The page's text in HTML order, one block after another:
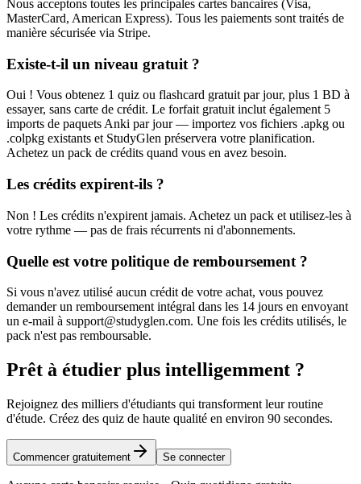
Nous acceptons toutes les principales cartes bancaires (Visa,
MasterCard, American Express). Tous les paiements sont traités de
manière sécurisée via Stripe.
Existe-t-il un niveau gratuit ?
Oui ! Vous obtenez 1 quiz ou flashcard gratuit par jour, plus 1 BD à
essayer, sans carte de crédit. Le forfait gratuit inclut également 5
imports de paquets Anki par jour — importez vos fichiers .apkg ou
.colpkg existants et StudyGlen préservera votre planification.
Achetez un pack de crédits quand vous en avez besoin.
Les crédits expirent-ils ?
Non ! Les crédits n'expirent jamais. Achetez un pack et utilisez-les à
votre rythme — pas de frais récurrents ni d'abonnements.
Quelle est votre politique de remboursement ?
Si vous n'avez utilisé aucun crédit de votre achat, vous pouvez
demander un remboursement intégral dans les 14 jours en envoyant
un e-mail à support@studyglen.com. Une fois les crédits utilisés, le
pack n'est pas remboursable.
Prêt à étudier plus intelligemment ?
Rejoignez des milliers d'étudiants qui transforment leur routine
d'étude. Créez des quiz de haute qualité en environ 90 secondes.
Commencer gratuitement Se connecter